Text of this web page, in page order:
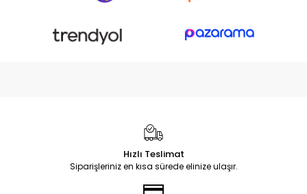
Hızlı Teslimat
Siparişleriniz en kısa sürede elinize ulaşır.